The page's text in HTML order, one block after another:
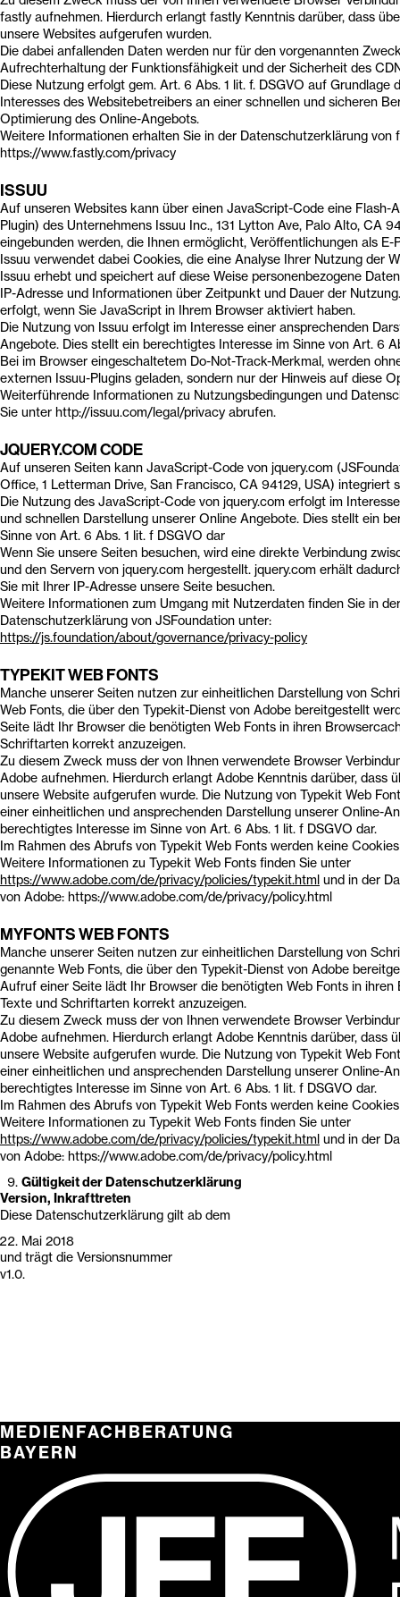
fastly aufnehmen. Hierdurch erlangt fastly Kenntnis darüber, dass
unsere Websites aufgerufen wurden.
Die dabei anfallenden Daten werden nur für den vorgenannten
Aufrechterhaltung der Funktionsfähigkeit und der Sicherheit des
Diese Nutzung erfolgt gem. Art. 6 Abs. 1 lit. f. DSGVO auf Grundlage
Interesses des Websitebetreibers an einer schnellen und sicheren
Optimierung des Online-Angebots.
Weitere Informationen erhalten Sie in der Datenschutzerklärung von
https://www.fastly.com/privacy
ISSUU
Auf unseren Websites kann über einen JavaScript-Code eine Flash-
Plugin) des Unternehmens Issuu Inc., 131 Lytton Ave, Palo Alto, CA
eingebunden werden, die Ihnen ermöglicht, Veröffentlichungen als E-
Issuu verwendet dabei Cookies, die eine Analyse Ihrer Nutzung der
Issuu erhebt und speichert auf diese Weise personenbezogene
IP-Adresse und Informationen über Zeitpunkt und Dauer der
erfolgt, wenn Sie JavaScript in Ihrem Browser aktiviert haben.
Die Nutzung von Issuu erfolgt im Interesse einer ansprechenden
Angebote. Dies stellt ein berechtigtes Interesse im Sinne von Art. 6
Bei im Browser eingeschaltetem Do-Not-Track-Merkmal, werden
externen Issuu-Plugins geladen, sondern nur der Hinweis auf diese
Weiterführende Informationen zu Nutzungsbedingungen und
Sie unter http://issuu.com/legal/privacy abrufen.
JQUERY.COM CODE
Auf unseren Seiten kann JavaScript-Code von jquery.com
Office, 1 Letterman Drive, San Francisco, CA 94129, USA) integriert
Die Nutzung des JavaScript-Code von jquery.com erfolgt im
und schnellen Darstellung unserer Online Angebote. Dies stellt ein
Sinne von Art. 6 Abs. 1 lit. f DSGVO dar
Wenn Sie unsere Seiten besuchen, wird eine direkte Verbindung
und den Servern von jquery.com hergestellt. jquery.com erhält
Sie mit Ihrer IP-Adresse unsere Seite besuchen.
Weitere Informationen zum Umgang mit Nutzerdaten finden Sie in der
Datenschutzerklärung von JSFoundation unter:
https://js.foundation/about/governance/privacy-policy
TYPEKIT WEB FONTS
Manche unserer Seiten nutzen zur einheitlichen Darstellung von
Web Fonts, die über den Typekit-Dienst von Adobe bereitgestellt
Seite lädt Ihr Browser die benötigten Web Fonts in ihren
Schriftarten korrekt anzuzeigen.
Zu diesem Zweck muss der von Ihnen verwendete Browser
Adobe aufnehmen. Hierdurch erlangt Adobe Kenntnis darüber, dass
unsere Website aufgerufen wurde. Die Nutzung von Typekit Web
einer einheitlichen und ansprechenden Darstellung unserer Online-
berechtigtes Interesse im Sinne von Art. 6 Abs. 1 lit. f DSGVO dar.
Im Rahmen des Abrufs von Typekit Web Fonts werden keine
Weitere Informationen zu Typekit Web Fonts finden Sie unter
https://www.adobe.com/de/privacy/policies/typekit.html und in der
von Adobe: https://www.adobe.com/de/privacy/policy.html
MYFONTS WEB FONTS
Manche unserer Seiten nutzen zur einheitlichen Darstellung von
genannte Web Fonts, die über den Typekit-Dienst von Adobe
Aufruf einer Seite lädt Ihr Browser die benötigten Web Fonts in ihren
Texte und Schriftarten korrekt anzuzeigen.
Zu diesem Zweck muss der von Ihnen verwendete Browser
Adobe aufnehmen. Hierdurch erlangt Adobe Kenntnis darüber, dass
unsere Website aufgerufen wurde. Die Nutzung von Typekit Web
einer einheitlichen und ansprechenden Darstellung unserer Online-
berechtigtes Interesse im Sinne von Art. 6 Abs. 1 lit. f DSGVO dar.
Im Rahmen des Abrufs von Typekit Web Fonts werden keine
Weitere Informationen zu Typekit Web Fonts finden Sie unter
https://www.adobe.com/de/privacy/policies/typekit.html und in der
von Adobe: https://www.adobe.com/de/privacy/policy.html
Gültigkeit der Datenschutzerklärung
Version, Inkrafttreten
Diese Datenschutzerklärung gilt ab dem
Mai 2018
und trägt die Versionsnummer
v1.0.
MEDIENFACHBERATUNG
BAYERN